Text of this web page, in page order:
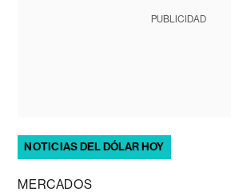
PUBLICIDAD
NOTICIAS DEL DÓLAR HOY
MERCADOS